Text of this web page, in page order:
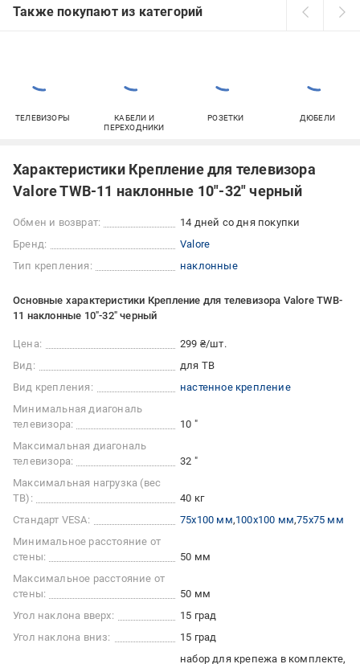
Также покупают из категорий
ТЕЛЕВИЗОРЫ
КАБЕЛИ И
ПЕРЕХОДНИКИ
РОЗЕТКИ ДЮБЕЛИ
Характеристики Крепление для телевизора
Valore TWB-11 наклонные 10"-32" черный
Обмен и возврат:
14 дней со дня покупки
Бренд:
Valore
Тип крепления:
наклонные
Основные характеристики Крепление для телевизора Valore TWB-
11 наклонные 10"-32" черный
Цена:
299 ₴/шт.
Вид:
для ТВ
Вид крепления:
настенное крепление
Минимальная диагональ
телевизора:
10 "
Максимальная диагональ
телевизора:
32 "
Максимальная нагрузка (вес
ТВ):
40 кг
Стандарт VESA:
75x100 мм 100x100 мм 75x75 мм
Минимальное расстояние от
стены:
50 мм
Максимальное расстояние от
стены:
50 мм
Угол наклона вверх:
15 град
Угол наклона вниз:
15 град
набор для крепежа в комплекте